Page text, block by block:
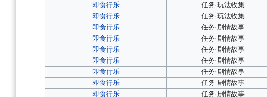
即食行乐
任务·玩法收集
即食行乐
任务·玩法收集
即食行乐
任务·剧情故事
即食行乐
任务·剧情故事
即食行乐
任务·剧情故事
即食行乐
任务·剧情故事
即食行乐
任务·剧情故事
即食行乐
任务·剧情故事
即食行乐
任务·剧情故事